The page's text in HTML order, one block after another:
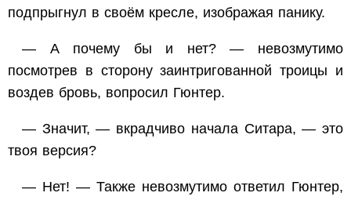
подпрыгнул в своём кресле, изображая панику.
— А почему бы и нет? — невозмутимо
посмотрев в сторону заинтригованной троицы и
воздев бровь, вопросил Гюнтер.
— Значит, — вкрадчиво начала Ситара, — это
твоя версия?
— Нет! — Также невозмутимо ответил Гюнтер,